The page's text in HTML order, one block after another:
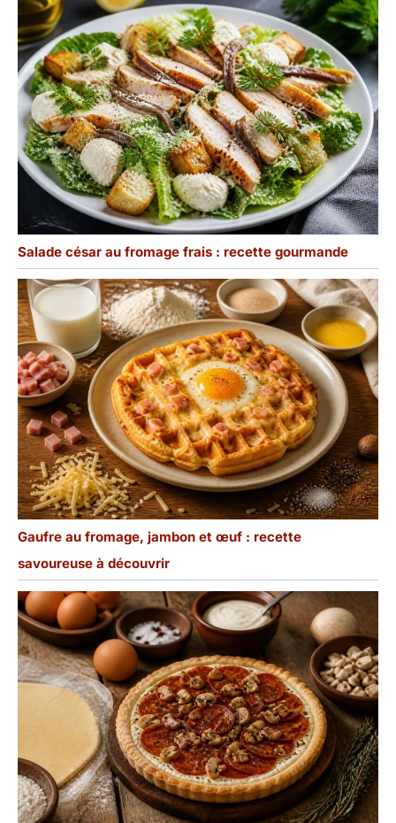
Salade césar au fromage frais : recette gourmande
Gaufre au fromage, jambon et œuf : recette
savoureuse à découvrir